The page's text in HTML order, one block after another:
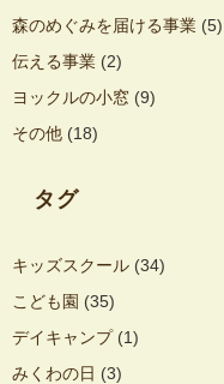
森のめぐみを届ける事業 (5)
伝える事業 (2)
ヨックルの小窓 (9)
その他 (18)
タグ
キッズスクール (34)
こども園 (35)
デイキャンプ(1)
みくわの日 (3)